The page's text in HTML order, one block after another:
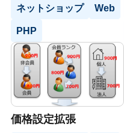
ネットショップ Web
PHP
価格設定拡張